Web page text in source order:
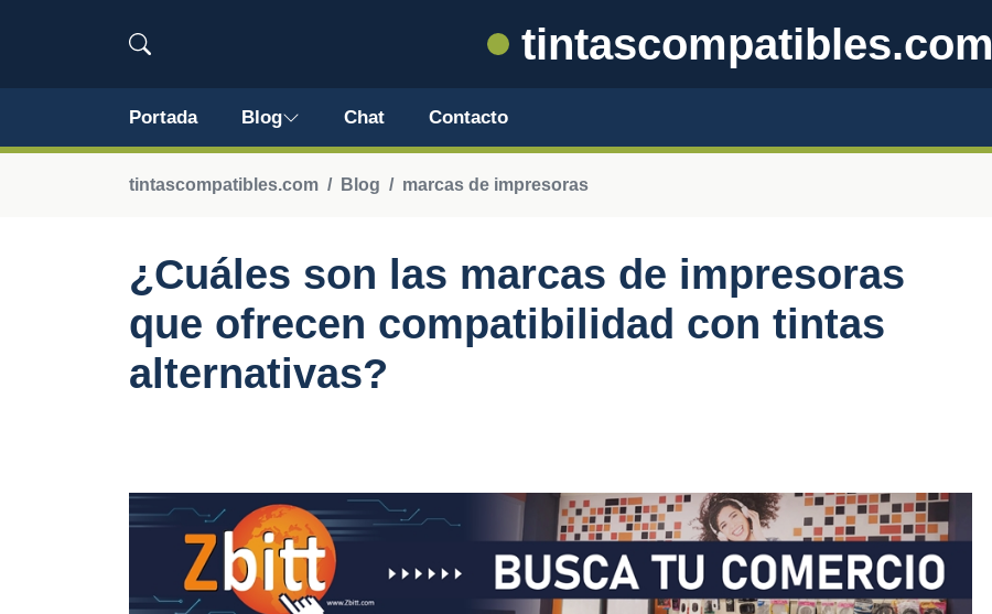
tintascompatibles.com
Portada Blog Chat Contacto
tintascompatibles.com Blog marcas de impresoras
¿Cuáles son las marcas de impresoras
que ofrecen compatibilidad con tintas
alternativas?